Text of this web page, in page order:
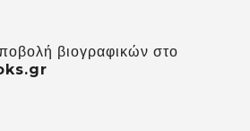
βιογραφικών στο